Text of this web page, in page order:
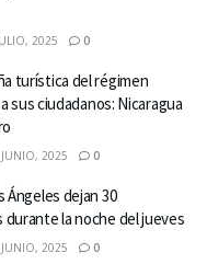
2025 0
turística del régimen
sus ciudadanos: Nicaragua
2025 0
Ángeles dejan 30
la noche del jueves
2025 0